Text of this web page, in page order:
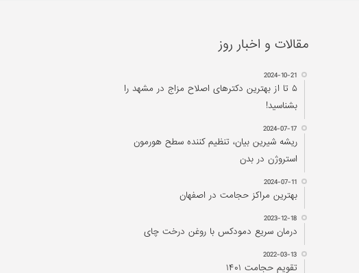
مقالات و اخبار روز
2024-10-21
۵ تا از بهترین دکتر‌های اصلاح مزاج در مشهد را
بشناسید!
2024-07-17
ریشه شیرین بیان، تنظیم کننده سطح هورمون
استروژن در بدن
2024-07-11
بهترین مراکز حجامت در اصفهان
2023-12-18
درمان سریع دمودکس با روغن درخت چای
2022-03-13
تقویم حجامت ۱۴۰۱